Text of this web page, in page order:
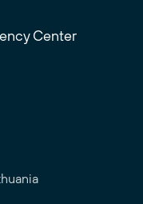
Center